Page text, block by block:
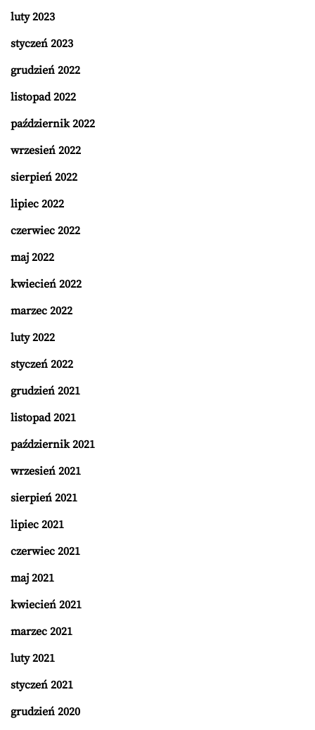
luty 2023
styczeń 2023
grudzień 2022
listopad 2022
październik 2022
wrzesień 2022
sierpień 2022
lipiec 2022
czerwiec 2022
maj 2022
kwiecień 2022
marzec 2022
luty 2022
styczeń 2022
grudzień 2021
listopad 2021
październik 2021
wrzesień 2021
sierpień 2021
lipiec 2021
czerwiec 2021
maj 2021
kwiecień 2021
marzec 2021
luty 2021
styczeń 2021
grudzień 2020